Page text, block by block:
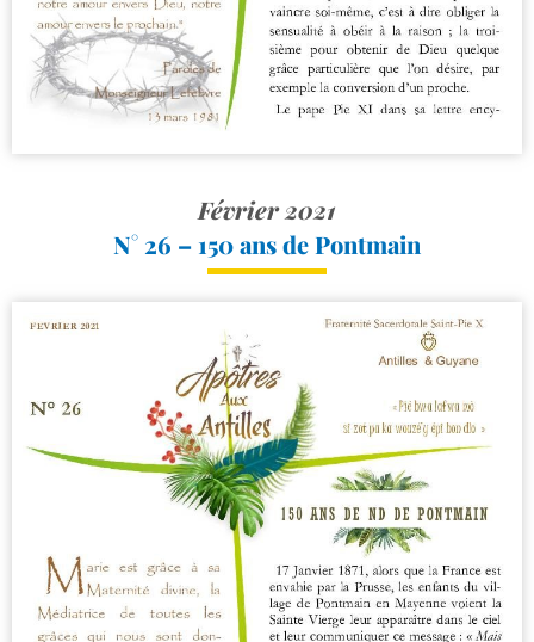
Février 2021
N° 26 – 150 ans de Pontmain